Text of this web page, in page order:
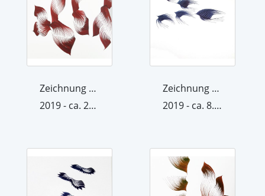
Zeichnung aus der Werkgruppe Raum/Krä...
2019 - ca. 22. November 2019
Zeichnung aus der Werkgruppe Raum/Krä...
2019 - ca. 8. Oktober 2019